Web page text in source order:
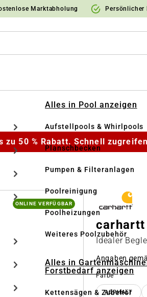
Marktabholung Persönlicher
Alles in Pool anzeigen
Aufstellpools & Whirlpools
Planschbecken
Pumpen & Filteranlagen
Poolreinigung
Poolheizungen
Weiteres Poolzubehör
Alles in
Forstbedarf anzeigen
Kettensägen & Zubehör
zu 50 % Rabatt. Schnell
ONLINE VERFÜGBAR
carhartt
Idealer
Angaben
Farbeauswählen
ASPHALT